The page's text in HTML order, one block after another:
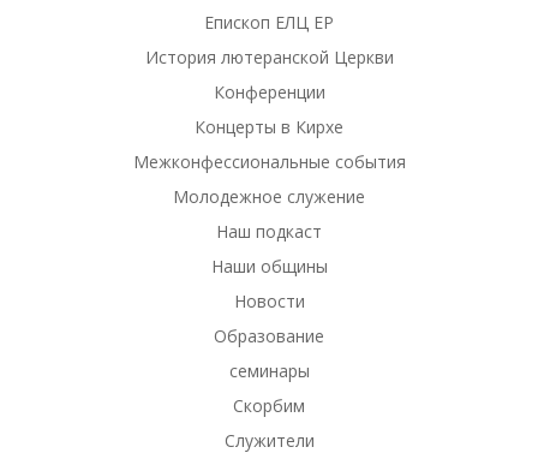
Епископ ЕЛЦ ЕР
История лютеранской Церкви
Конференции
Концерты в Кирхе
Межконфессиональные события
Молодежное служение
Наш подкаст
Наши общины
Новости
Образование
семинары
Скорбим
Служители